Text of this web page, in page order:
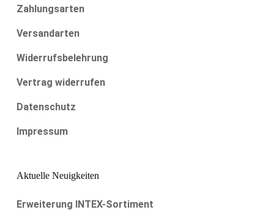
Zahlungsarten
Versandarten
Widerrufsbelehrung
Vertrag widerrufen
Datenschutz
Impressum
Aktuelle Neuigkeiten
Erweiterung INTEX-Sortiment